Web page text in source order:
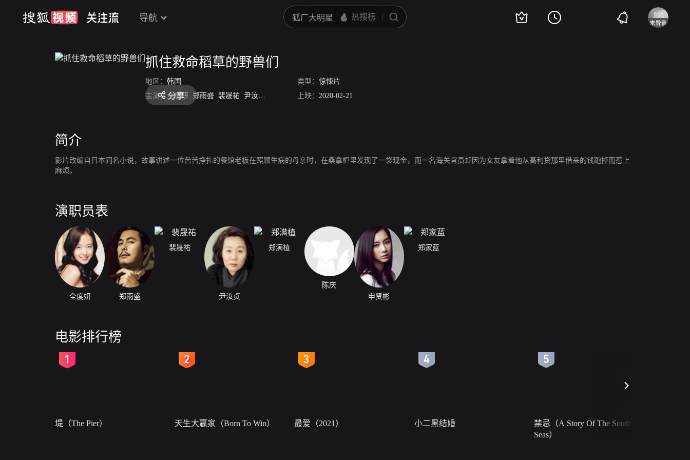
导航
抓住救命稻草的野兽们
地区： 韩国 类型： 惊悚片
主演： 全度妍 郑雨盛 裴晟祐 尹汝贞 陈庆 申贤彬 郑家蓝
上映： 2020-02-21
分享
简介
影片改编自日本同名小说，故事讲述一位苦苦挣扎的餐馆老板在照顾生病的母亲时，在桑拿柜里发现了一袋现金，而一名海关官员却因为女友拿着他从高利贷那里借来的钱跑掉而惹上
麻烦。
演职员表
全度妍 郑雨盛
裴晟祐
尹汝贞
郑满植
陈庆
申贤彬
郑家蓝
电影排行榜
堤（The Pier） 天生大赢家（Born To Win） 最爱（2021） 小二黑结婚
禁忌（A Story Of The South
Seas）